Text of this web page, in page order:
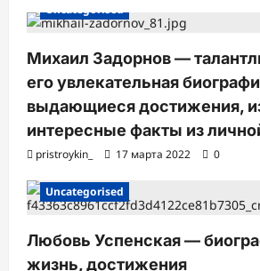
Uncategorised
Михаил Задорнов —
его увлекательная
выдающиеся достижения,
интересные факты из
pristroykin_ 17 марта 2022 0
Uncategorised
Любовь Успенская —
жизнь, достижения